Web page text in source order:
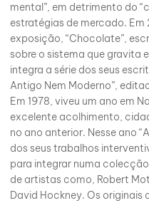
mental”, em detrimento do
estratégias de mercado.
exposição, “Chocolate”,
sobre o sistema que gravita
integra a série dos seus
Antigo Nem Moderno”,
Em 1978, viveu um ano em
excelente acolhimento,
no ano anterior. Nesse ano
dos seus trabalhos
para integrar numa
de artistas como, Robert
David Hockney. Os